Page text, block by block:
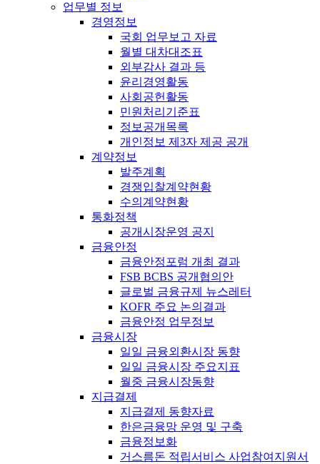
업무별 정보
경영정보
국회 업무보고 자료
월별 대차대조표
외부감사 결과 등
윤리경영활동
사회공헌활동
민원처리기준표
정보공개목록
개인정보 제3자 제공 공개
계약정보
발주계획
경쟁입찰계약현황
수의계약현황
통화정책
공개시장운영 공지
금융안정
금융안정포럼 개최 결과
FSB BCBS 공개협의안
글로벌 금융규제 뉴스레터
KOFR 주요 논의결과
금융안정 업무정보
금융시장
일일 금융외환시장 동향
일일 금융시장 주요지표
월중 금융시장동향
지급결제
지급결제 동향자료
한은금융망 운영 및 구축
금융정보화
거스름돈 적립서비스 사업참여지원서